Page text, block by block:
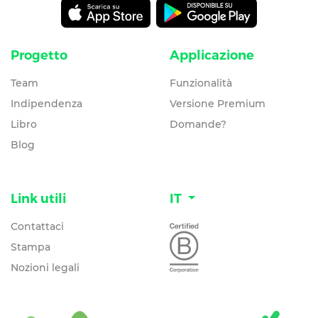
Progetto
Team
Indipendenza
Libro
Blog
Applicazione
Funzionalità
Versione Premium
Domande?
Link utili
Contattaci
Stampa
Nozioni legali
IT